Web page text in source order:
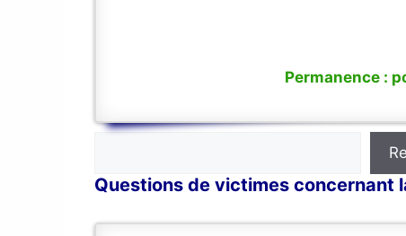
Permanence :
Questions de victimes concernant